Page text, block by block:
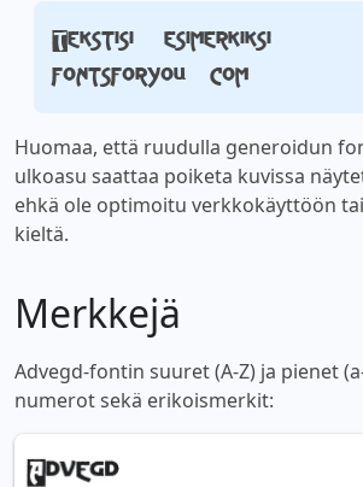
Tekstisi, esimerkiksi,
fontsforyou.com
Huomaa, että ruudulla generoidun
ulkoasu saattaa poiketa kuvissa
ehkä ole optimoitu verkkokäyttöön
kieltä.
Merkkejä
Advegd-fontin suuret (A-Z) ja pienet
numerot sekä erikoismerkit: